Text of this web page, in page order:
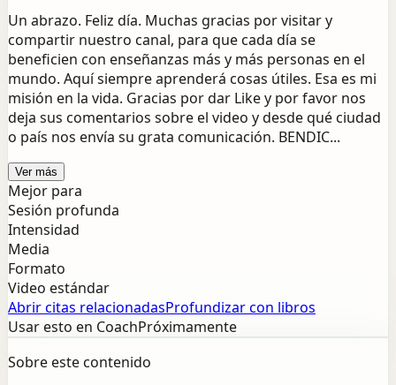
Un abrazo. Feliz día. Muchas gracias por visitar y
compartir nuestro canal, para que cada día se
beneficien con enseñanzas más y más personas en el
mundo. Aquí siempre aprenderá cosas útiles. Esa es mi
misión en la vida. Gracias por dar Like y por favor nos
deja sus comentarios sobre el video y desde qué ciudad
o país nos envía su grata comunicación. BENDIC...
Ver más
Mejor para
Sesión profunda
Intensidad
Media
Formato
Video estándar
Abrir citas relacionadasProfundizar con libros
Usar esto en CoachPróximamente
Sobre este contenido